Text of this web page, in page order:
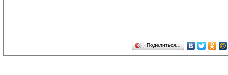
Поделиться…